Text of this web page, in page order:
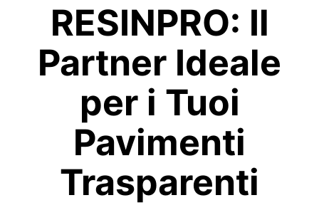
RESINPRO: Il
Partner Ideale
per i Tuoi
Pavimenti
Trasparenti